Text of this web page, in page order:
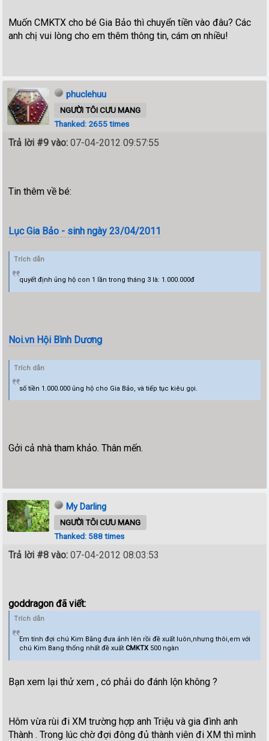
Muốn CMKTX cho bé Gia Bảo thì chuyển tiền vào đâu? Các
anh chị vui lòng cho em thêm thông tin, cám ơn nhiều!
phuclehuu
NGƯỜI TÔI CƯU MANG
Thanked: 2655 times
Trả lời #9 vào: 07-04-2012 09:57:55
Tin thêm về bé:
Lục Gia Bảo - sinh ngày 23/04/2011
Trích dẫn
quyết định ủng hộ con 1 lần trong tháng 3 là: 1.000.000đ
Noi.vn Hội Bình Dương
Trích dẫn
số tiền 1.000.000 ủng hộ cho Gia Bảo, và tiếp tục kiêu gọi.
Gởi cả nhà tham khảo. Thân mến.
My Darling
NGƯỜI TÔI CƯU MANG
Thanked: 588 times
Trả lời #8 vào: 07-04-2012 08:03:53
goddragon đã viết:
Trích dẫn
Em tính đợi chú Kim Bằng đưa ảnh lên rồi đề xuất luôn,nhưng thôi,em với
chú Kim Bang thống nhất đề xuất CMKTX500 ngàn
Bạn xem lại thử xem , có phải do đánh lộn không ?
Hôm vừa rùi đi XM trường hợp anh Triệu và gia đình anh
Thành . Trong lúc chờ đợi đông đủ thành viên đi XM thì mình